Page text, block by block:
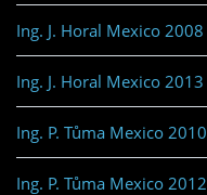
Ing. J. Horal Mexico 2008
Ing. J. Horal Mexico 2013
Ing. P. Tůma Mexico 2010
Ing. P. Tůma Mexico 2012